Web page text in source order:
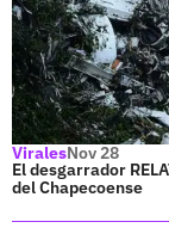
ViralesNov 28
El desgarrador
del Chapecoense